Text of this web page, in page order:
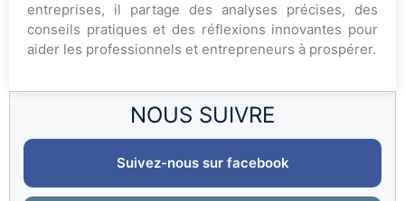
NOUS SUIVRE
Suivez-nous sur facebook
entreprises, il partage des analyses précises, des
conseils pratiques et des réflexions innovantes pour
aider les professionnels et entrepreneurs à prospérer.